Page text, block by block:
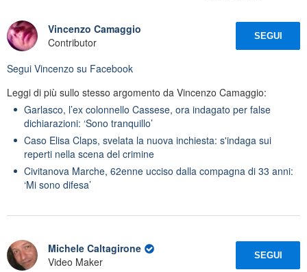
Vincenzo Camaggio
Contributor
SEGUI
Segui Vincenzo su Facebook
Leggi di più sullo stesso argomento da Vincenzo Camaggio:
Garlasco, l’ex colonnello Cassese, ora indagato per false
dichiarazioni: ‘Sono tranquillo’
Caso Elisa Claps, svelata la nuova inchiesta: s'indaga sui
reperti nella scena del crimine
Civitanova Marche, 62enne ucciso dalla compagna di 33 anni:
‘Mi sono difesa’
Michele Caltagirone
Video Maker
SEGUI